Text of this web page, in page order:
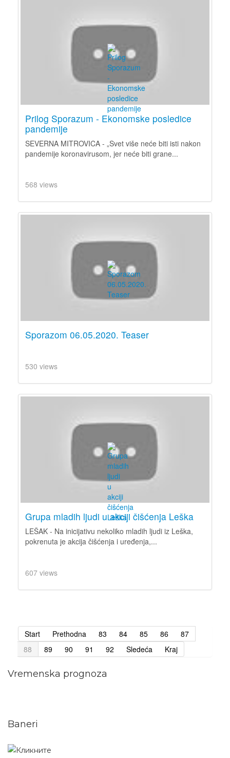
Prilog Sporazum - Ekonomske posledice
pandemije
SEVERNA MITROVICA - „Svet više neće biti isti nakon
pandemije koronavirusom, jer neće biti grane...
568 views
Sporazom 06.05.2020. Teaser
530 views
Grupa mladih ljudi u akciji čišćenja Leška
LEŠAK - Na inicijativu nekoliko mladih ljudi iz Leška,
pokrenuta je akcija čišćenja i uređenja,...
607 views
Start Prethodna 83 84 85 86
87
88
89 90 91 92 Sledeća Kraj
Vremenska prognoza
Baneri